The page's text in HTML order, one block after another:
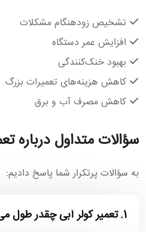
تشخیص زودهنگام مشکلات
افزایش عمر دستگاه
بهبود خنک‌کنندگی
کاهش هزینه‌های تعمیرات بزرگ
کاهش مصرف آب و برق
سؤالات متداول درباره
به سؤالات پرتکرار شما پاسخ دادیم:
1. تعمیر کولر آبی چقدر طول